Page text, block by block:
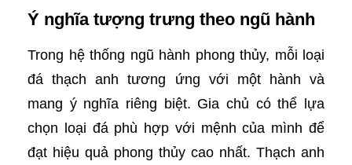
Ý nghĩa tượng trưng theo ngũ hành
Trong hệ thống ngũ hành phong thủy, mỗi loại
đá thạch anh tương ứng với một hành và
mang ý nghĩa riêng biệt. Gia chủ có thể lựa
chọn loại đá phù hợp với mệnh của mình để
đạt hiệu quả phong thủy cao nhất. Thạch anh